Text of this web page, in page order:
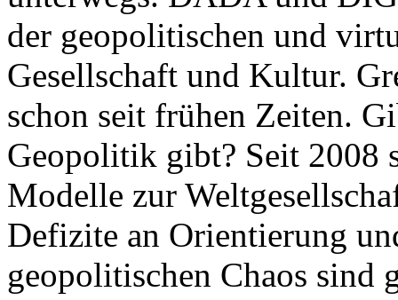
der geopolitischen und
Gesellschaft und Kultur.
schon seit frühen Zeiten.
Geopolitik gibt? Seit 2008
Modelle zur
Defizite an Orientierung
geopolitischen Chaos sind